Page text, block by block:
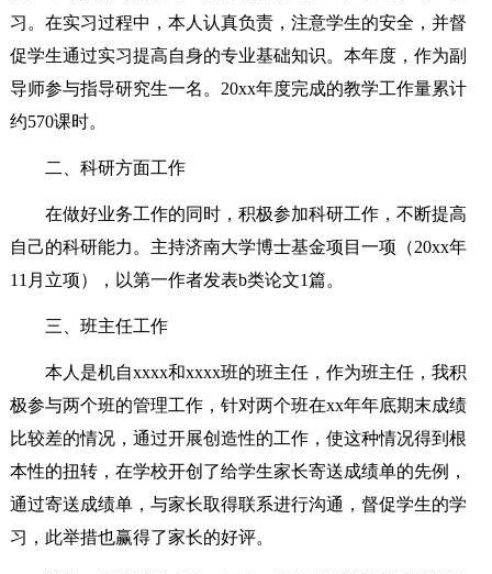
习。在实习过程中，本人认真负责，注意学生的安全，并督
促学生通过实习提高自身的专业基础知识。本年度，作为副
导师参与指导研究生一名。20xx年度完成的教学工作量累计
约570课时。
二、科研方面工作
在做好业务工作的同时，积极参加科研工作，不断提高
自己的科研能力。主持济南大学博士基金项目一项（20xx年
11月立项），以第一作者发表b类论文1篇。
三、班主任工作
本人是机自xxxx和xxxx班的班主任，作为班主任，我积
极参与两个班的管理工作，针对两个班在xx年年底期末成绩
比较差的情况，通过开展创造性的工作，使这种情况得到根
本性的扭转，在学校开创了给学生家长寄送成绩单的先例，
通过寄送成绩单，与家长取得联系进行沟通，督促学生的学
习，此举措也赢得了家长的好评。